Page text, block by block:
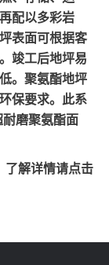
配以多彩岩
表面可根据客
竣工后地坪易
。聚氨酯地坪
保要求。此系
磨聚氨酯面
了解详情请点击